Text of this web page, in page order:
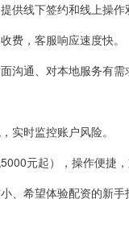
供线下签约和线上操作
费，客服响应速度快。
沟通、对本地服务有需
实时监控账户风险。
元起），操作便捷，
、希望体验配资的新手